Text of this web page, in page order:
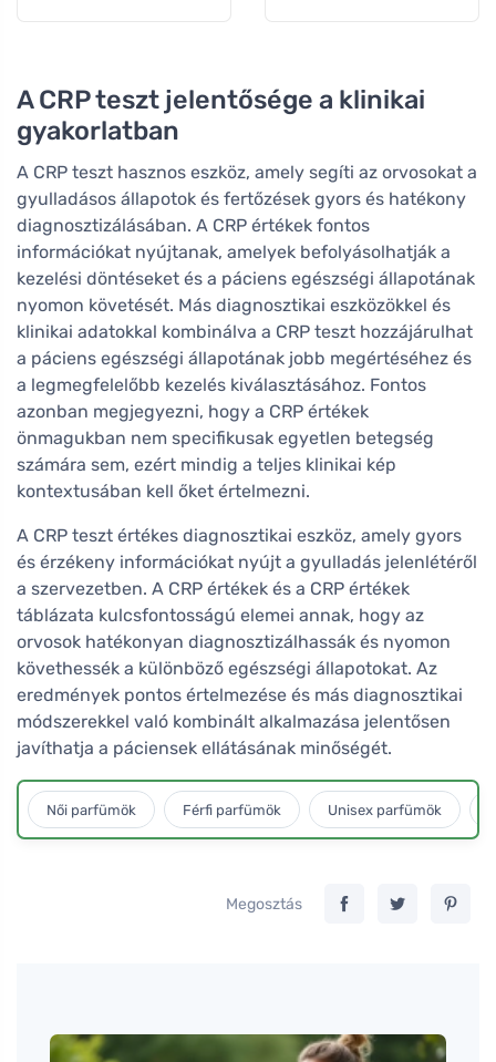
A CRP teszt jelentősége a klinikai
gyakorlatban
A CRP teszt hasznos eszköz, amely segíti az orvosokat a
gyulladásos állapotok és fertőzések gyors és hatékony
diagnosztizálásában. A CRP értékek fontos
információkat nyújtanak, amelyek befolyásolhatják a
kezelési döntéseket és a páciens egészségi állapotának
nyomon követését. Más diagnosztikai eszközökkel és
klinikai adatokkal kombinálva a CRP teszt hozzájárulhat
a páciens egészségi állapotának jobb megértéséhez és
a legmegfelelőbb kezelés kiválasztásához. Fontos
azonban megjegyezni, hogy a CRP értékek
önmagukban nem specifikusak egyetlen betegség
számára sem, ezért mindig a teljes klinikai kép
kontextusában kell őket értelmezni.
A CRP teszt értékes diagnosztikai eszköz, amely gyors
és érzékeny információkat nyújt a gyulladás jelenlétéről
a szervezetben. A CRP értékek és a CRP értékek
táblázata kulcsfontosságú elemei annak, hogy az
orvosok hatékonyan diagnosztizálhassák és nyomon
követhessék a különböző egészségi állapotokat. Az
eredmények pontos értelmezése és más diagnosztikai
módszerekkel való kombinált alkalmazása jelentősen
javíthatja a páciensek ellátásának minőségét.
Női parfümök Férfi parfümök Unisex parfümök
Megosztás